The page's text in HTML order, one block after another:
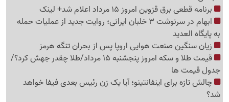
برنامه قطعی برق قزوین امروز 15 مرداد اعلام شد+ لینک
ابهام در سرنوشت 3 خلبان ایرانی؛ روایت جدید از عملیات حمله
به پایگاه العدید
زیان سنگین صنعت هوایی اروپا پس از بحران تنگه هرمز
قیمت طلا و سکه امروز پنجشنبه 15 مرداد/طلا چقدر جهش کرد؟/
جدول قیمت ها
چالش تازه برای اینفانتینو؛ آیا یک زن رئیس بعدی فیفا خواهد
شد؟